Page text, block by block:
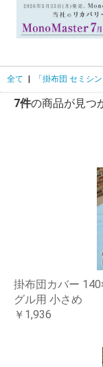
全て 「掛布団 セミシ
7件の商品が見つ
掛布団カバー
グル用 小さめ
￥1,936